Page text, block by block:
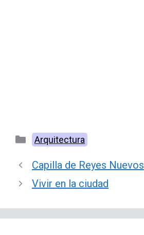
Categorías
Arquitectura
Capilla de Reyes Nuevos
Vivir en la ciudad